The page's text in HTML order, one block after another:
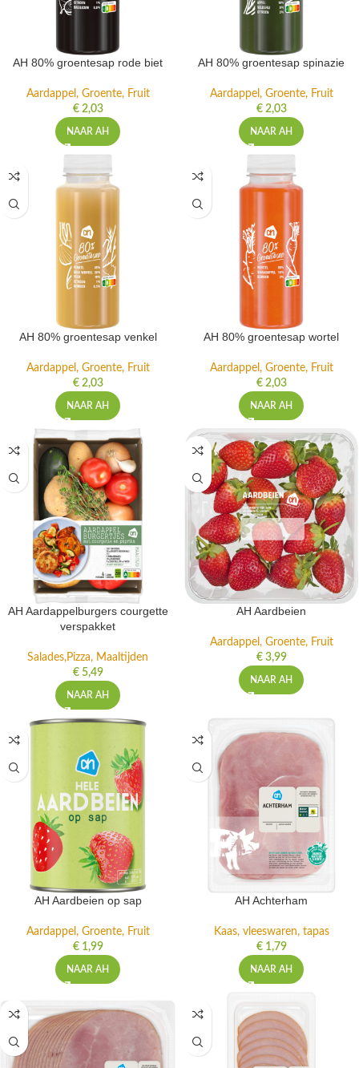
AH 80% groentesap rode biet
Aardappel, Groente, Fruit
€2,03
NAAR AH
AH 80% groentesap spinazie
Aardappel, Groente, Fruit
€2,03
NAAR AH
AH 80% groentesap venkel
Aardappel, Groente, Fruit
€2,03
NAAR AH
AH 80% groentesap wortel
Aardappel, Groente, Fruit
€2,03
NAAR AH
AH Aardappelburgers courgette
verspakket
Salades,Pizza, Maaltijden
€5,49
NAAR AH
AH Aardbeien
Aardappel, Groente, Fruit
€3,99
NAAR AH
AH Aardbeien op sap
Aardappel, Groente, Fruit
€1,99
NAAR AH
AH Achterham
Kaas, vleeswaren, tapas
€1,79
NAAR AH